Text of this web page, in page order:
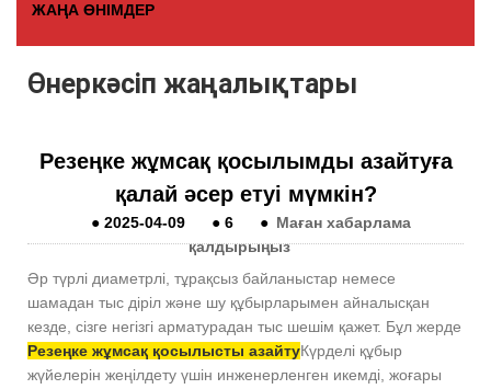
ЖАҢА ӨНІМДЕР
Өнеркәсіп жаңалықтары
Резеңке жұмсақ қосылымды азайтуға
қалай әсер етуі мүмкін?
● 2025-04-09 ● 6 ● Маған хабарлама
қалдырыңыз
Әр түрлі диаметрлі, тұрақсыз байланыстар немесе
шамадан тыс діріл және шу құбырларымен айналысқан
кезде, сізге негізгі арматурадан тыс шешім қажет. Бұл жерде
Резеңке жұмсақ қосылысты азайтуКүрделі құбыр
жүйелерін жеңілдету үшін инженерленген икемді, жоғары